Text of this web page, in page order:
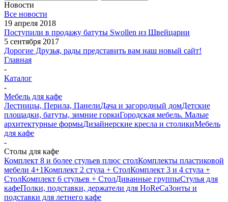
Новости
Все новости
19 апреля 2018
Поступили в продажу батуты Swollen из Швейцарии
5 сентября 2017
Дорогие Друзья, рады представить вам наш новый сайт!
Главная
-
Каталог
-
Мебель для кафе
Лестницы, Перила, ПанелиДача и загородный домДетские
площадки, батуты, зимние горкиГородская мебель. Малые
архитектурные формыДизайнерские кресла и столикиМебель
для кафе
-
Столы для кафе
Комплект 8 и более стульев плюс столКомплекты пластиковой
мебели 4+1Комплект 2 стула + СтолКомплект 3 и 4 стула +
СтолКомплект 6 стульев + СтолДиванные группыСтулья для
кафеПолки, подставки, держатели для HoReCaЗонты и
подставки для летнего кафе